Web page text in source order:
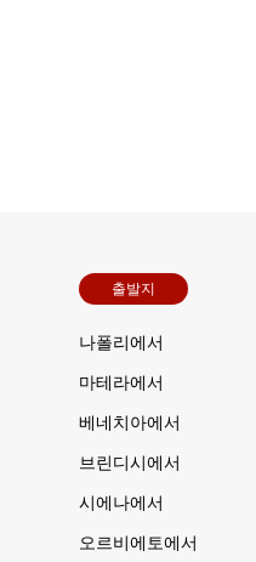
출발지
나폴리에서
마테라에서
베네치아에서
브린디시에서
시에나에서
오르비에토에서